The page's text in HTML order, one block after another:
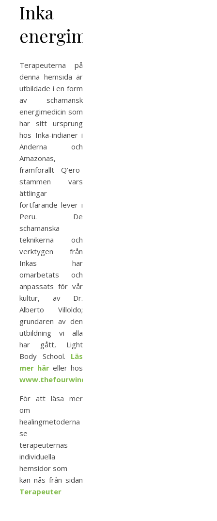
Inka
energimedicin
Terapeuterna på
denna hemsida är
utbildade i en form
av schamansk
energimedicin som
har sitt ursprung
hos Inka-indianer i
Anderna och
Amazonas,
framförallt Q’ero-
stammen vars
ättlingar
fortfarande lever i
Peru. De
schamanska
teknikerna och
verktygen från
Inkas har
omarbetats och
anpassats för vår
kultur, av Dr.
Alberto Villoldo;
grundaren av den
utbildning vi alla
har gått, Light
Body School. Läs
mer här eller hos
www.thefourwinds.com
För att läsa mer
om
healingmetoderna
se
terapeuternas
individuella
hemsidor som
kan nås från sidan
Terapeuter